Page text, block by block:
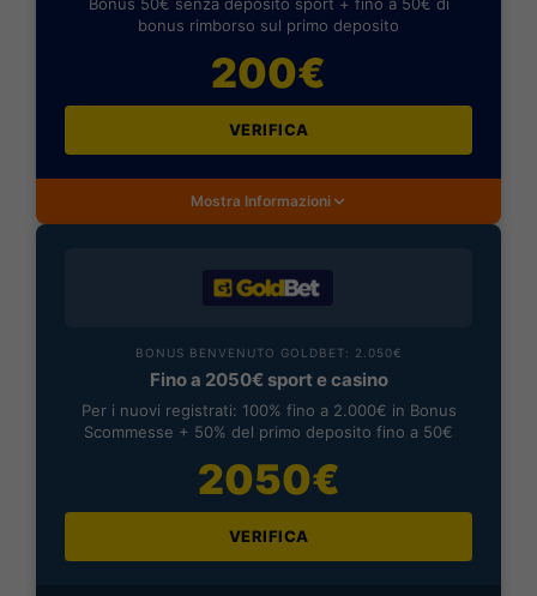
bonus rimborso sul primo deposito
200€
VERIFICA
Mostra Informazioni
BONUS BENVENUTO GOLDBET: 2.050€
Fino a 2050€ sport e casino
Per i nuovi registrati: 100% fino a 2.000€ in Bonus
Scommesse + 50% del primo deposito fino a 50€
2050€
VERIFICA